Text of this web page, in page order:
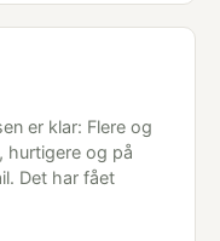
er klar: Flere og
hurtigere og på
Det har fået